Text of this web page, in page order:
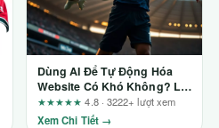
Dùng AI Để Tự Động Hóa
Website Có Khó Không? Lời
Khuyên Từ Một Người Trong
Cuộc
★★★★★4.8 · 3222+ lượt xem
Xem Chi Tiết →